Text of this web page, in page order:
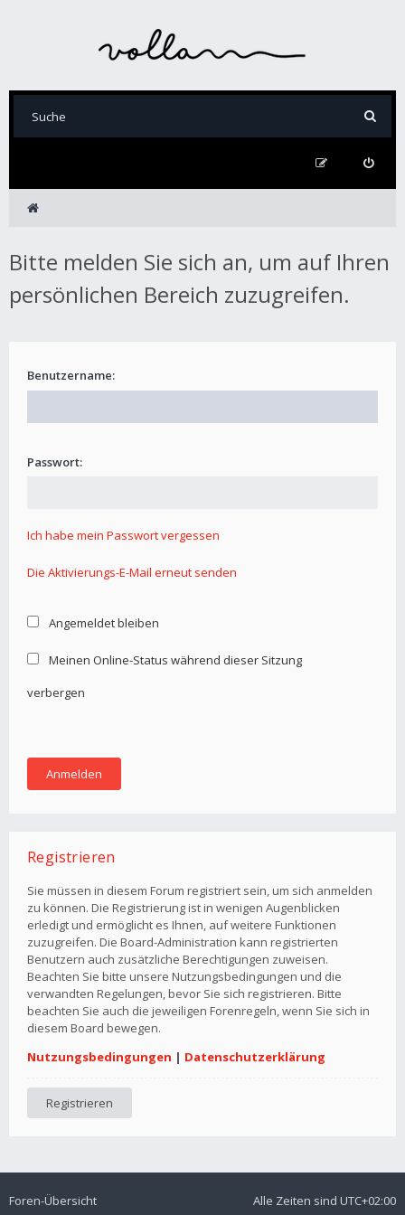
Bitte melden Sie sich an, um auf Ihren
persönlichen Bereich zuzugreifen.
Benutzername:
Passwort:
Ich habe mein Passwort vergessen
Die Aktivierungs-E-Mail erneut senden
Angemeldet bleiben
Meinen Online-Status während dieser Sitzung
verbergen
Registrieren
Sie müssen in diesem Forum registriert sein, um sich anmelden
zu können. Die Registrierung ist in wenigen Augenblicken
erledigt und ermöglicht es Ihnen, auf weitere Funktionen
zuzugreifen. Die Board-Administration kann registrierten
Benutzern auch zusätzliche Berechtigungen zuweisen.
Beachten Sie bitte unsere Nutzungsbedingungen und die
verwandten Regelungen, bevor Sie sich registrieren. Bitte
beachten Sie auch die jeweiligen Forenregeln, wenn Sie sich in
diesem Board bewegen.
Nutzungsbedingungen | Datenschutzerklärung
Registrieren
Foren-Übersicht Alle Zeiten sind UTC+02:00